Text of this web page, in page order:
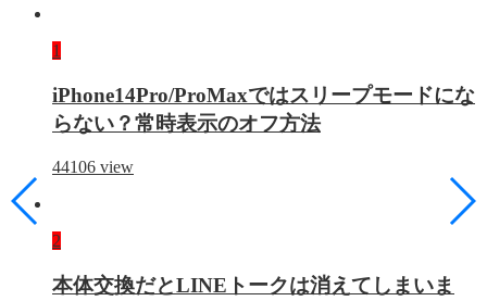
1
iPhone14Pro/ProMaxではスリープモードにな
らない？常時表示のオフ方法
44106 view
2
本体交換だとLINEトークは消えてしまいま